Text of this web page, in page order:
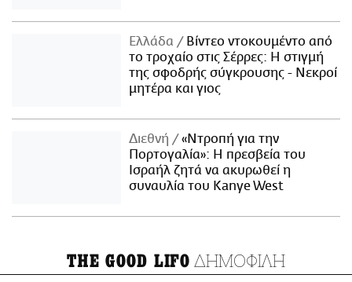
Ελλάδα
Βίντεο ντοκουμέντο από
το τροχαίο στις Σέρρες: Η στιγμή
της σφοδρής σύγκρουσης - Νεκροί
μητέρα και γιος
Διεθνή
«Ντροπή για την
Πορτογαλία»: Η πρεσβεία του
Ισραήλ ζητά να ακυρωθεί η
συναυλία του Kanye West
THE GOOD LIFO ΔΗΜΟΦΙΛΗ